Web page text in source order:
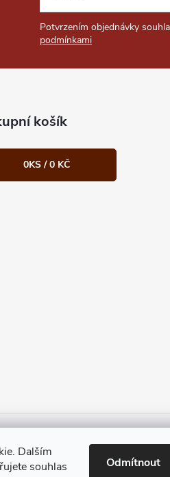
Dalším
souhlas
Odmítnout
Potvrzením objednávky
podmínkami
košík
0KS /0 KČ